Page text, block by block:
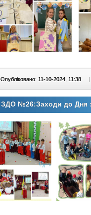
Опубліковано: 11-10-2024, 11:38 |
ЗДО №26:Заходи до Дня